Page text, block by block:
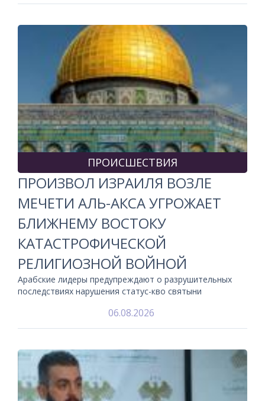
ПРОИСШЕСТВИЯ
ПРОИЗВОЛ ИЗРАИЛЯ ВОЗЛЕ
МЕЧЕТИ АЛЬ-АКСА УГРОЖАЕТ
БЛИЖНЕМУ ВОСТОКУ
КАТАСТРОФИЧЕСКОЙ
РЕЛИГИОЗНОЙ ВОЙНОЙ
Арабские лидеры предупреждают о разрушительных
последствиях нарушения статус-кво святыни
06.08.2026